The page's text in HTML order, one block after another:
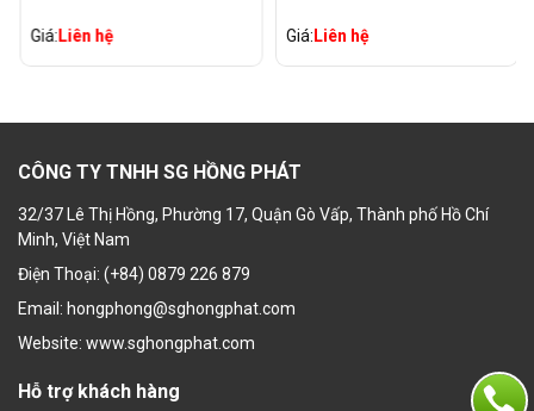
Giá:Liên hệ Giá:Liên hệ
CÔNG TY TNHH SG HỒNG PHÁT
32/37 Lê Thị Hồng, Phường 17, Quận Gò Vấp, Thành phố Hồ Chí
Minh, Việt Nam
Điện Thoại: (+84) 0879 226 879
Email: hongphong@sghongphat.com
Website: www.sghongphat.com
Hỗ trợ khách hàng